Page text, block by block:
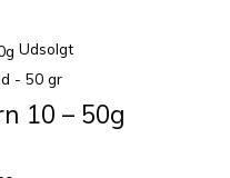
Udsolgt
- 50 gr
10 – 50g